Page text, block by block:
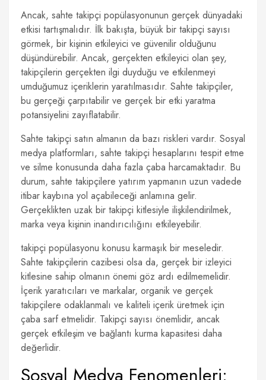
Ancak, sahte takipçi popülasyonunun gerçek dünyadaki
etkisi tartışmalıdır. İlk bakışta, büyük bir takipçi sayısı
görmek, bir kişinin etkileyici ve güvenilir olduğunu
düşündürebilir. Ancak, gerçekten etkileyici olan şey,
takipçilerin gerçekten ilgi duyduğu ve etkilenmeyi
umduğumuz içeriklerin yaratılmasıdır. Sahte takipçiler,
bu gerçeği çarpıtabilir ve gerçek bir etki yaratma
potansiyelini zayıflatabilir.
Sahte takipçi satın almanın da bazı riskleri vardır. Sosyal
medya platformları, sahte takipçi hesaplarını tespit etme
ve silme konusunda daha fazla çaba harcamaktadır. Bu
durum, sahte takipçilere yatırım yapmanın uzun vadede
itibar kaybına yol açabileceği anlamına gelir.
Gerçeklikten uzak bir takipçi kitlesiyle ilişkilendirilmek,
marka veya kişinin inandırıcılığını etkileyebilir.
takipçi popülasyonu konusu karmaşık bir meseledir.
Sahte takipçilerin cazibesi olsa da, gerçek bir izleyici
kitlesine sahip olmanın önemi göz ardı edilmemelidir.
İçerik yaratıcıları ve markalar, organik ve gerçek
takipçilere odaklanmalı ve kaliteli içerik üretmek için
çaba sarf etmelidir. Takipçi sayısı önemlidir, ancak
gerçek etkileşim ve bağlantı kurma kapasitesi daha
değerlidir.